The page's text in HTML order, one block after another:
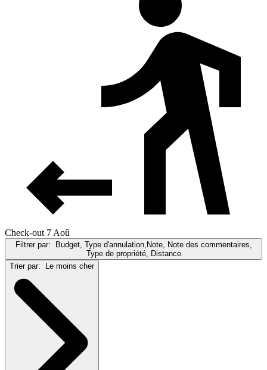
Check-out 7 Aoû
Filtrer par: Budget, Type d'annulation,Note, Note des commentaires,
Type de propriété, Distance
Trier par: Le moins cher